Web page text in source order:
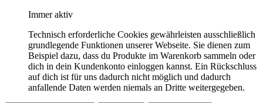
Immer aktiv
Technisch erforderliche Cookies gewährleisten ausschließlich
grundlegende Funktionen unserer Webseite. Sie dienen zum
Beispiel dazu, dass du Produkte im Warenkorb sammeln oder
dich in dein Kundenkonto einloggen kannst. Ein Rückschluss
auf dich ist für uns dadurch nicht möglich und dadurch
anfallende Daten werden niemals an Dritte weitergegeben.